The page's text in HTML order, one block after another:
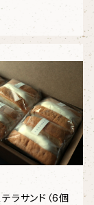
ラサンド（6個